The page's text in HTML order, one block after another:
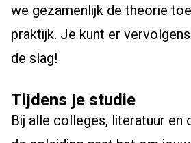
we gezamenlijk de theorie
praktijk. Je kunt er
de slag!
Tijdens je studie
Bij alle colleges, literatuur en